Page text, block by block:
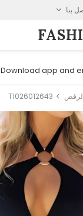
بنا
Download app and
T1026012643